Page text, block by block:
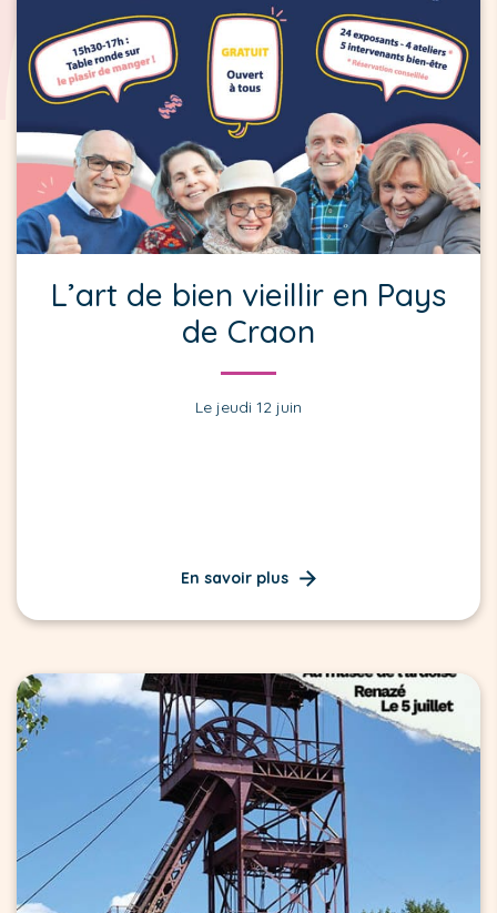
L’art de bien vieillir en Pays
de Craon
Le jeudi 12 juin
En savoir plus